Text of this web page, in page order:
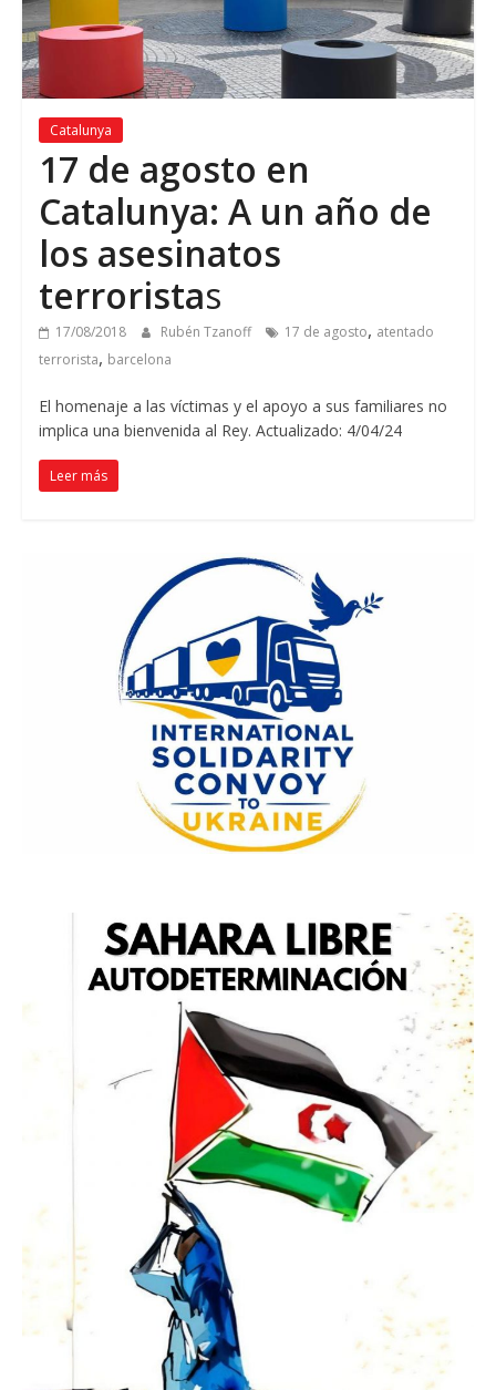
Catalunya
17 de agosto en
Catalunya: A un año de
los asesinatos
terroristas
17/08/2018 Rubén Tzanoff 17 de agosto, atentado
terrorista, barcelona
El homenaje a las víctimas y el apoyo a sus familiares no
implica una bienvenida al Rey. Actualizado: 4/04/24
Leer más